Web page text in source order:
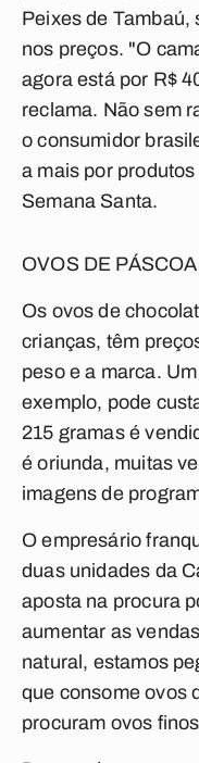
Peixes de Tambaú,
nos preços. "O
agora está por R$
reclama. Não sem
o consumidor
a mais por
Semana Santa.
OVOS DE PÁSCOA
Os ovos de
crianças, têm
peso e a marca.
exemplo, pode
215 gramas é
é oriunda, muitas
imagens de
O empresário
duas unidades da
aposta na procura
aumentar as
natural, estamos
que consome ovos
procuram ovos